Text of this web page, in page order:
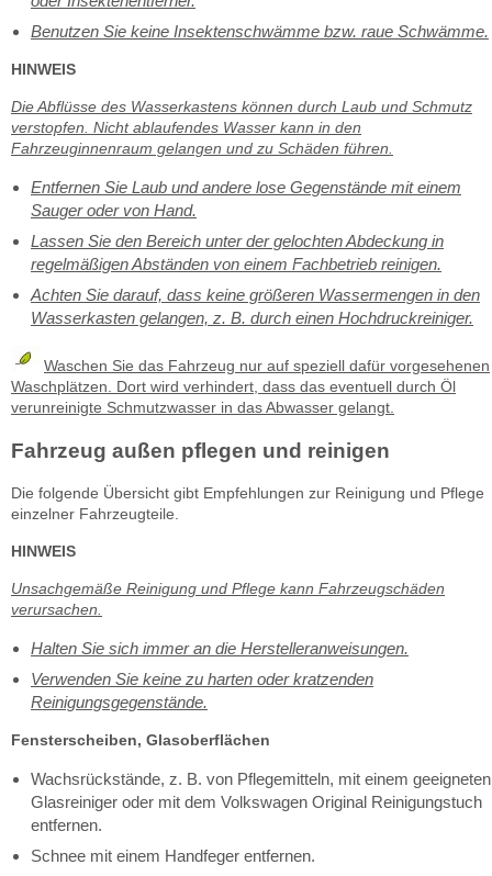
Benutzen Sie keine Insektenschwämme bzw. raue Schwämme.
HINWEIS
Die Abflüsse des Wasserkastens können durch Laub und Schmutz
verstopfen. Nicht ablaufendes Wasser kann in den
Fahrzeuginnenraum gelangen und zu Schäden führen.
Entfernen Sie Laub und andere lose Gegenstände mit einem
Sauger oder von Hand.
Lassen Sie den Bereich unter der gelochten Abdeckung in
regelmäßigen Abständen von einem Fachbetrieb reinigen.
Achten Sie darauf, dass keine größeren Wassermengen in den
Wasserkasten gelangen, z. B. durch einen Hochdruckreiniger.
Waschen Sie das Fahrzeug nur auf speziell dafür vorgesehenen
Waschplätzen. Dort wird verhindert, dass das eventuell durch Öl
verunreinigte Schmutzwasser in das Abwasser gelangt.
Fahrzeug außen pflegen und reinigen
Die folgende Übersicht gibt Empfehlungen zur Reinigung und Pflege
einzelner Fahrzeugteile.
HINWEIS
Unsachgemäße Reinigung und Pflege kann Fahrzeugschäden
verursachen.
Halten Sie sich immer an die Herstelleranweisungen.
Verwenden Sie keine zu harten oder kratzenden
Reinigungsgegenstände.
Fensterscheiben, Glasoberflächen
Wachsrückstände, z. B. von Pflegemitteln, mit einem geeigneten
Glasreiniger oder mit dem Volkswagen Original Reinigungstuch
entfernen.
Schnee mit einem Handfeger entfernen.